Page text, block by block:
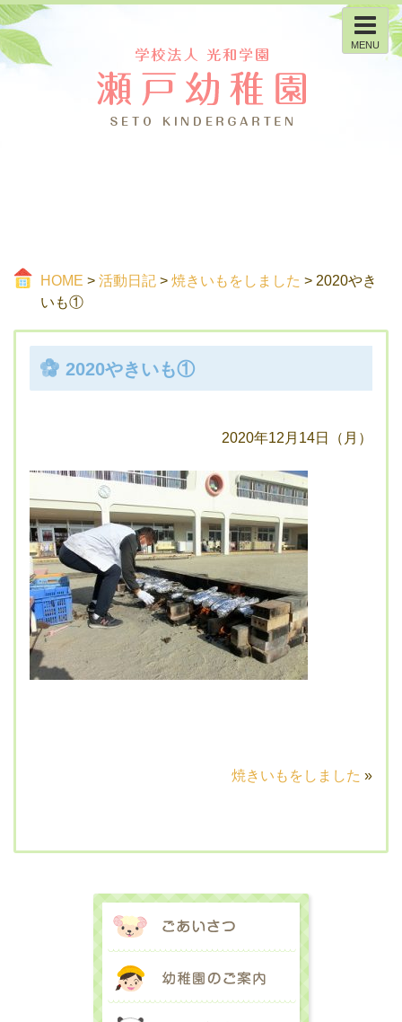
MENU
HOME > 活動日記 > 焼きいもをしました > 2020やき
いも①
2020やきいも①
2020年12月14日（月）
焼きいもをしました »
ごあいさつ
幼稚園のご案内